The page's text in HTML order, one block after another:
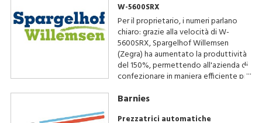
W-5600SRX
Per il proprietario, i numeri parlano
chiaro: grazie alla velocità di W-
5600SRX, Spargelhof Willemsen
(Zegra) ha aumentato la produttività
del 150%, permettendo all'azienda di
confezionare in maniera efficiente più
mesi di alta stagione.
Barnies
Prezzatrici automatiche